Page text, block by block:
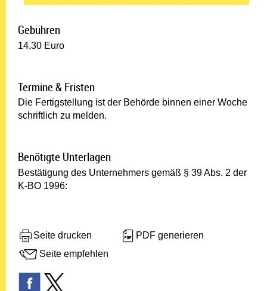
Gebühren
14,30 Euro
Termine & Fristen
Die Fertigstellung ist der Behörde binnen einer Woche
schriftlich zu melden.
Benötigte Unterlagen
Bestätigung des Unternehmers gemäß § 39 Abs. 2 der
K-BO 1996:
Seite drucken
PDF generieren
Seite empfehlen